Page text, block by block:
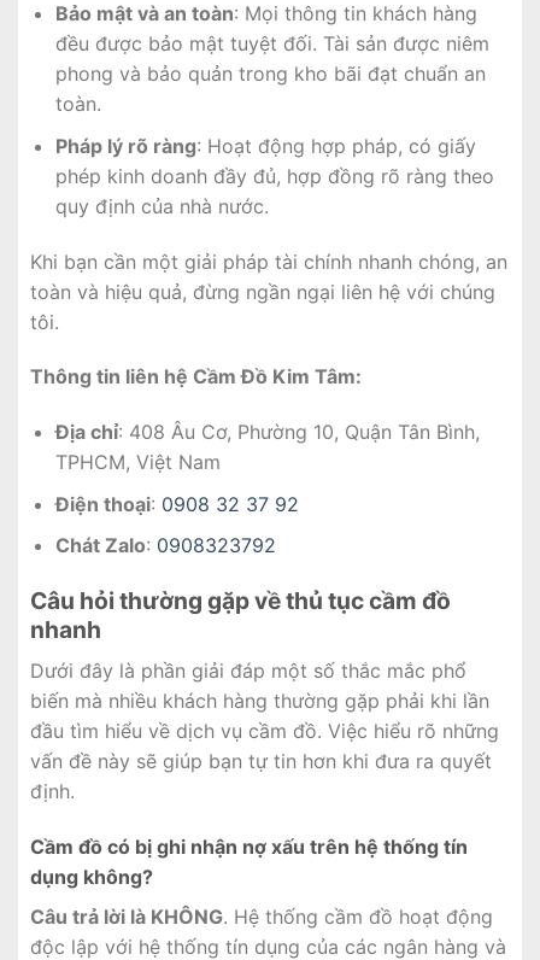
Bảo mật và an toàn: Mọi thông tin khách hàng
đều được bảo mật tuyệt đối. Tài sản được niêm
phong và bảo quản trong kho bãi đạt chuẩn an
toàn.
Pháp lý rõ ràng: Hoạt động hợp pháp, có giấy
phép kinh doanh đầy đủ, hợp đồng rõ ràng theo
quy định của nhà nước.
Khi bạn cần một giải pháp tài chính nhanh chóng, an
toàn và hiệu quả, đừng ngần ngại liên hệ với chúng
tôi.
Thông tin liên hệ Cầm Đồ Kim Tâm:
Địa chỉ: 408 Âu Cơ, Phường 10, Quận Tân Bình,
TPHCM, Việt Nam
Điện thoại: 0908 32 37 92
Chát Zalo: 0908323792
Câu hỏi thường gặp về thủ tục cầm đồ
nhanh
Dưới đây là phần giải đáp một số thắc mắc phổ
biến mà nhiều khách hàng thường gặp phải khi lần
đầu tìm hiểu về dịch vụ cầm đồ. Việc hiểu rõ những
vấn đề này sẽ giúp bạn tự tin hơn khi đưa ra quyết
định.
Cầm đồ có bị ghi nhận nợ xấu trên hệ thống tín
dụng không?
Câu trả lời là KHÔNG. Hệ thống cầm đồ hoạt động
độc lập với hệ thống tín dụng của các ngân hàng và